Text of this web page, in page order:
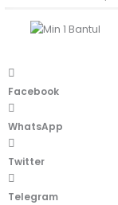
Facebook
WhatsApp
Twitter
Telegram